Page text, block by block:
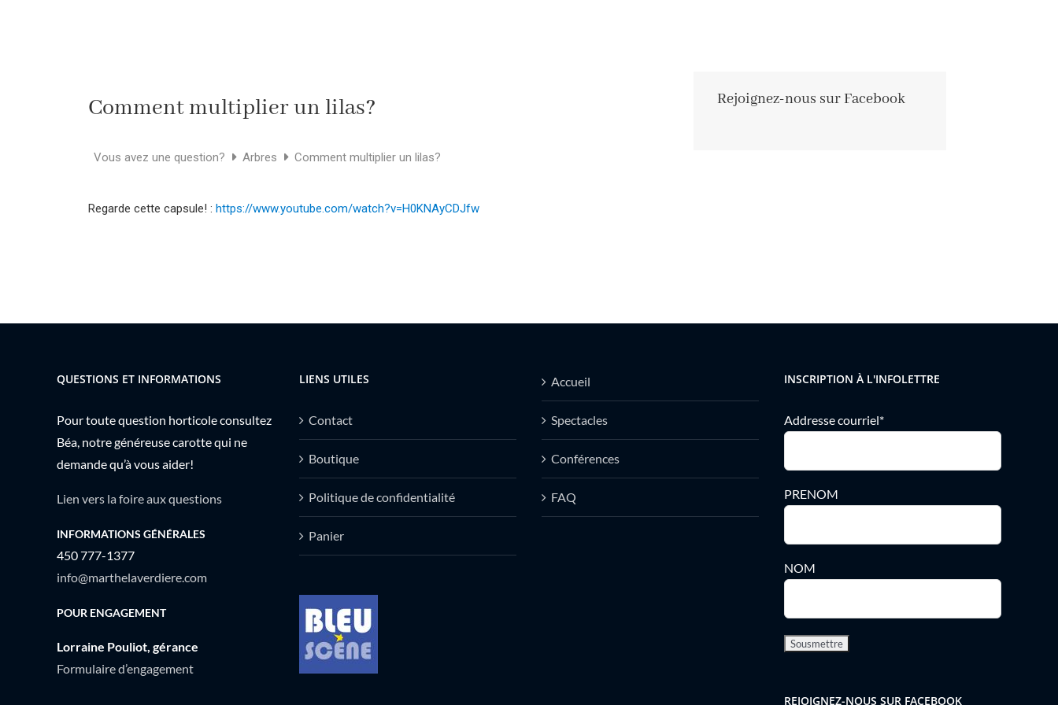
Comment multiplier un lilas?
Vous avez une question? Arbres Comment multiplier un lilas?
Regarde cette capsule! : https://www.youtube.com/watch?v=H0KNAyCDJfw
Rejoignez-nous sur Facebook
QUESTIONS ET INFORMATIONS
Pour toute question horticole consultez
Béa, notre généreuse carotte qui ne
demande qu’à vous aider!
Lien vers la foire aux questions
INFORMATIONS GÉNÉRALES
450 777-1377
info@marthelaverdiere.com
POUR ENGAGEMENT
Lorraine Pouliot, gérance
Formulaire d’engagement
LIENS UTILES
Contact
Boutique
Politique de confidentialité
Panier
Accueil
Spectacles
Conférences
FAQ
INSCRIPTION À L'INFOLETTRE
Addresse courriel*
PRENOM
NOM
REJOIGNEZ-NOUS SUR FACEBOOK